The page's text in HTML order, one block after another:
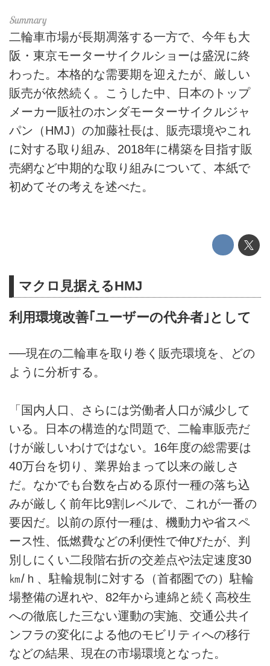
二輪車市場が長期凋落する一方で、今年も大
阪・東京モーターサイクルショーは盛況に終
わった。本格的な需要期を迎えたが、厳しい
販売が依然続く。こうした中、日本のトップ
メーカー販社のホンダモーターサイクルジャ
パン（HMJ）の加藤社長は、販売環境やこれ
に対する取り組み、2018年に構築を目指す販
売網など中期的な取り組みについて、本紙で
初めてその考えを述べた。
マクロ見据えるHMJ
利用環境改善｢ユーザーの代弁者｣として
──現在の二輪車を取り巻く販売環境を、どの
ように分析する。
「国内人口、さらには労働者人口が減少して
いる。日本の構造的な問題で、二輪車販売だ
けが厳しいわけではない。16年度の総需要は
40万台を切り、業界始まって以来の厳しさ
だ。なかでも台数を占める原付一種の落ち込
みが厳しく前年比9割レベルで、これが一番の
要因だ。以前の原付一種は、機動力や省スペ
ース性、低燃費などの利便性で伸びたが、判
別しにくい二段階右折の交差点や法定速度30
㎞/ｈ、駐輪規制に対する（首都圏での）駐輪
場整備の遅れや、82年から連綿と続く高校生
への徹底した三ない運動の実施、交通公共イ
ンフラの変化による他のモビリティへの移行
などの結果、現在の市場環境となった。